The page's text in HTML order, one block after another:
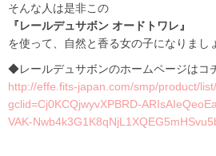
そんな人は是非この
『レールデュサボン オードトワレ』
を使って、自然と香る女の子になりまし
◆レールデュサボンのホームページはコ
http://effe.fits-japan.com/smp/product/
gclid=Cj0KCQjwyvXPBRD-
VAK-